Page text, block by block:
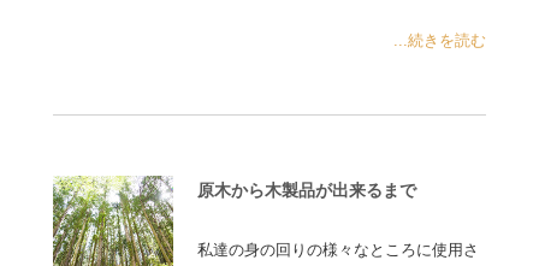
...続きを読む
原木から木製品が出来るまで
私達の身の回りの様々なところに使用さ